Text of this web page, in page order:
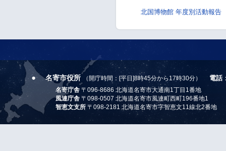
北国博物館 年度別活動報告
名寄市役所 （開庁時間：[平日]8時45分から17時30分） 電話
名寄庁舎 〒096-8686 北海道名寄市大通南1丁目1番地
風連庁舎 〒098-0507 北海道名寄市風連町西町196番地1
智恵文支所 〒098-2181 北海道名寄市字智恵文11線北2番地